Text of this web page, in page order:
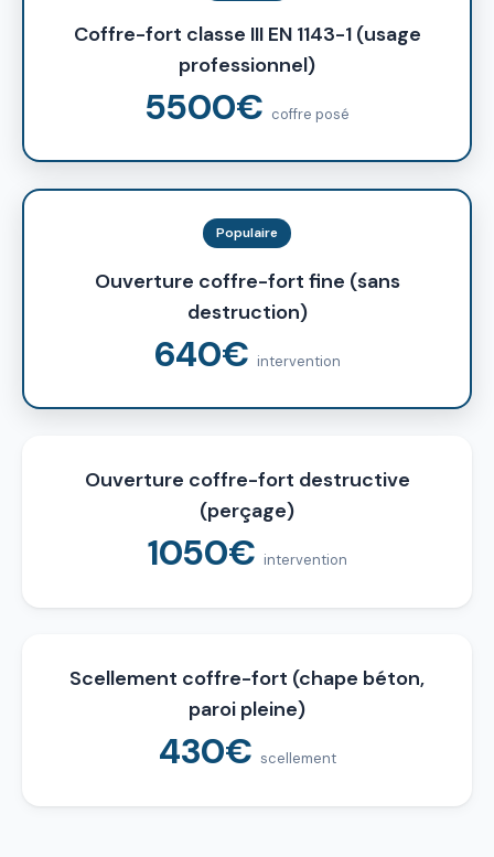
Coffre-fort classe III EN 1143-1 (usage
professionnel)
5500€ coffre posé
Populaire
Ouverture coffre-fort fine (sans
destruction)
640€ intervention
Ouverture coffre-fort destructive
(perçage)
1050€ intervention
Scellement coffre-fort (chape béton,
paroi pleine)
430€ scellement